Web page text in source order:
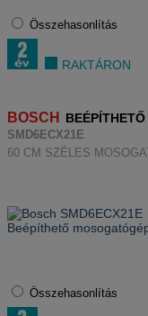
Összehasonlítás
RAKTÁRON
BOSCH
SMD6ECX21E
60 CM SZÉLES
Összehasonlítás